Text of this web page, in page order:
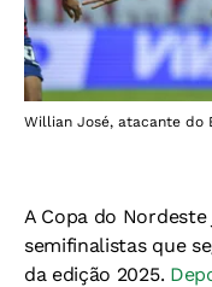
Willian José, atacante do
A Copa do
semifinalistas que
da edição 2025.